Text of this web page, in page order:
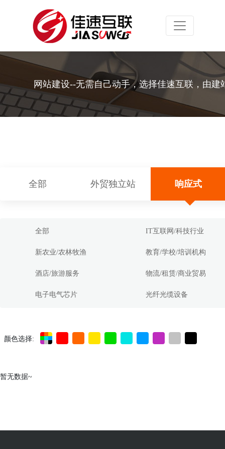
Toggle
网站建设--无需自己动手，选择佳速互联，由建
全部 外贸独立站 响应式
全部 IT互联网/科技行业
新农业/农林牧渔 教育/学校/培训机构
酒店/旅游服务 物流/租赁/商业贸易
电子电气芯片 光纤光缆设备
颜色选择:
暂无数据~